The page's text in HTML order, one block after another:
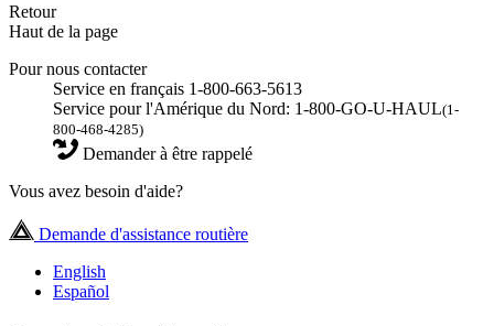
Retour
Haut de la page
Pour nous contacter
Service en français 1-800-663-5613
Service pour l'Amérique du Nord: 1-800-GO-U-HAUL(1-
800-468-4285)
Demander à être rappelé
Vous avez besoin d'aide?
Demande d'assistance routière
English
Español